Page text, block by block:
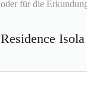
oder für die
Residence